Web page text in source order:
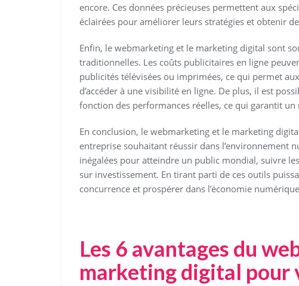
encore. Ces données précieuses permettent aux
éclairées pour améliorer leurs stratégies et obtenir
Enfin, le webmarketing et le marketing digital sont
traditionnelles. Les coûts publicitaires en ligne
publicités télévisées ou imprimées, ce qui permet
d’accéder à une visibilité en ligne. De plus, il est
fonction des performances réelles, ce qui garantit
En conclusion, le webmarketing et le marketing
entreprise souhaitant réussir dans l’environnement
inégalées pour atteindre un public mondial, suivre
sur investissement. En tirant parti de ces outils
concurrence et prospérer dans l’économie
Les 6 avantages du
marketing digital pour